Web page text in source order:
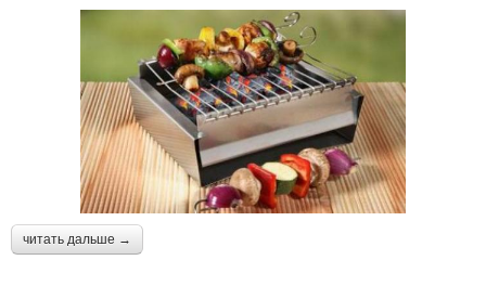
читать дальше →